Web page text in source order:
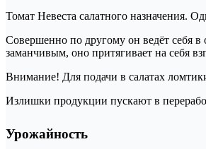
Томат Невеста салатного назначения.
Совершенно по другому он ведёт себя
заманчивым, оно притягивает на себя
Внимание! Для подачи в салатах
Излишки продукции пускают в
Урожайность